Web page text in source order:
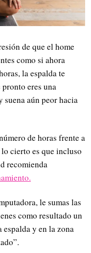
de que el home
como si ahora
la espalda te
eres una
suena aún peor hacia
de horas frente a
cierto es que incluso
recomienda
le sumas las
como resultado un
y en la zona